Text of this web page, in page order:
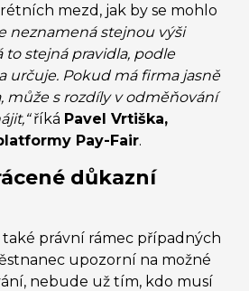
mezd, jak by se mohlo
neznamená stejnou výši
stejná pravidla, podle
určuje. Pokud má firma jasně
může s rozdíly v odměňování
říká Pavel Vrtiška,
Pay-Fair.
důkazní
právní rámec případných
upozorní na možné
nebude už tím, kdo musí